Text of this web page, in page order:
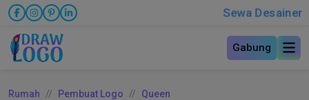
Sewa Desainer
Gabung
Rumah Pembuat Logo
Queen